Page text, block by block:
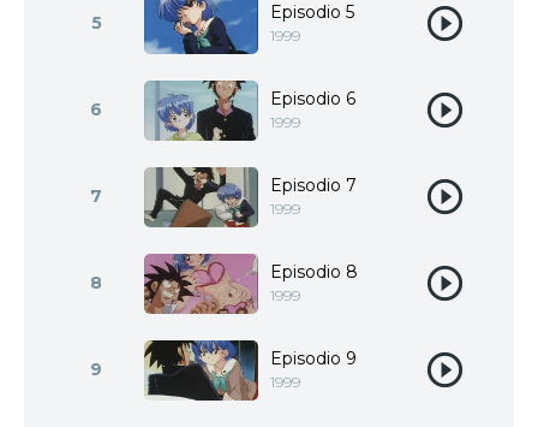
5 Episodio 5
1999
6 Episodio 6
1999
7 Episodio 7
1999
8 Episodio 8
1999
9 Episodio 9
1999